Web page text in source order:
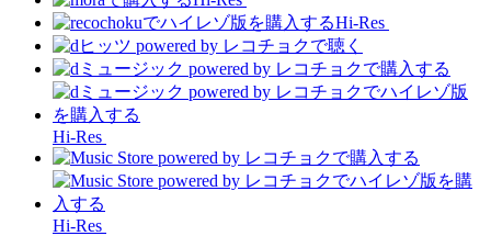
Hi-Res
Hi-Res
Hi-Res